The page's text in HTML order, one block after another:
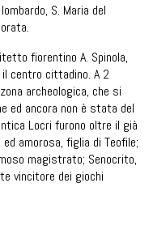
S. Maria del
fiorentino A. Spinola,
centro cittadino. A 2
archeologica, che si
ed ancora non è stata del
Locri furono oltre il già
amorosa, figlia di Teofile;
magistrato; Senocrito,
vincitore dei giochi